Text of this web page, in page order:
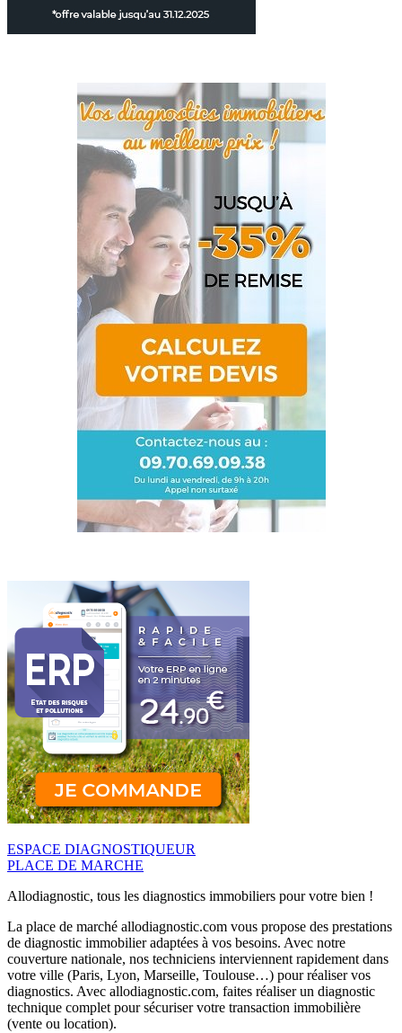
ESPACE DIAGNOSTIQUEUR
PLACE DE MARCHE
Allodiagnostic, tous les diagnostics immobiliers pour votre bien !
La place de marché allodiagnostic.com vous propose des prestations
de diagnostic immobilier adaptées à vos besoins. Avec notre
couverture nationale, nos techniciens interviennent rapidement dans
votre ville (Paris, Lyon, Marseille, Toulouse…) pour réaliser vos
diagnostics. Avec allodiagnostic.com, faites réaliser un diagnostic
technique complet pour sécuriser votre transaction immobilière
(vente ou location).